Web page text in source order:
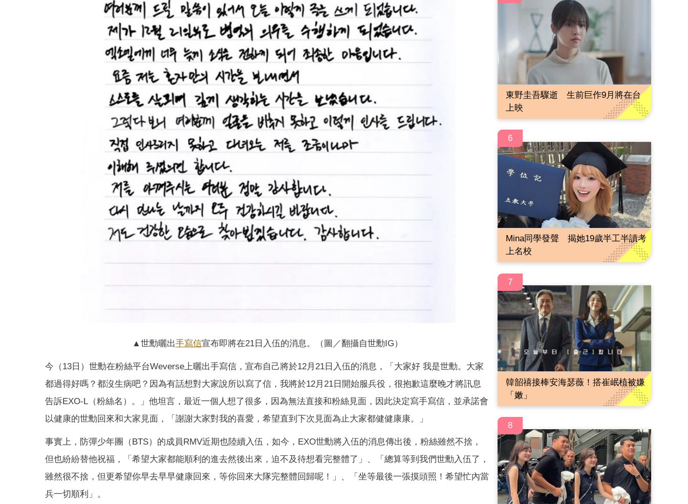
▲世勳曬出手寫信宣布即將在21日入伍的消息。（圖／翻攝自世勳IG）
今（13日）世勳在粉絲平台Weverse上曬出手寫信，宣布自己將於12月21日入伍的消息，「大家好 我是世勳。大家
都過得好嗎？都沒生病吧？因為有話想對大家說所以寫了信，我將於12月21日開始服兵役，很抱歉這麼晚才將訊息
告訴EXO-L（粉絲名）。」他坦言，最近一個人想了很多，因為無法直接和粉絲見面，因此決定寫手寫信，並承諾會
以健康的世勳回來和大家見面，「謝謝大家對我的喜愛，希望直到下次見面為止大家都健健康康。」
事實上，防彈少年團（BTS）的成員RMV近期也陸續入伍，如今，EXO世勳將入伍的消息傳出後，粉絲雖然不捨，
但也紛紛替他祝福，「希望大家都能順利的進去然後出來，迫不及待想看完整體了」、「總算等到我們世勳入伍了，
雖然很不捨，但更希望你早去早早健康回來，等你回來大隊完整體回歸呢！」、「坐等最後一張摸頭照！希望忙內當
兵一切順利」。
東野圭吾驟逝 生前巨作9月將在台
上映
6
Mina同學發聲 揭她19歲半工半讀考
上名校
7
韓韶禧接棒安海瑟薇！搭崔岷植被嫌
「嫩」
8